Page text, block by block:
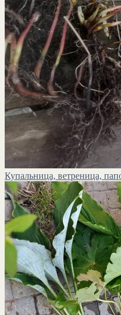
Купальница, ветреница,